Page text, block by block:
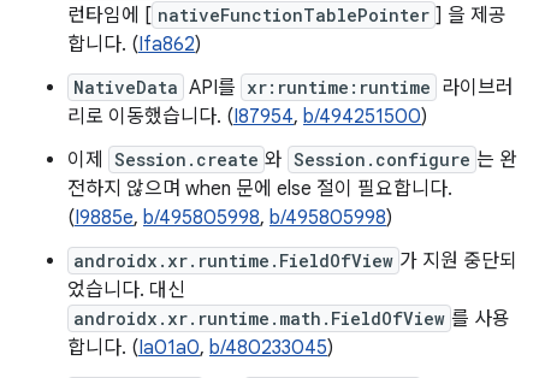
런타임에 [ nativeFunctionTablePointer ] 을 제공
합니다. (Ifa862)
NativeData API를 xr:runtime:runtime 라이브러
리로 이동했습니다. (I87954, b/494251500)
이제
Session.create 와 Session.configure 는 완
전하지 않으며 when 문에 else 절이 필요합니다.
(I9885e, b/495805998, b/495805998)
androidx.xr.runtime.FieldOfView 가 지원 중단되
었습니다. 대신
androidx.xr.runtime.math.FieldOfView 를 사용
합니다. (Ia01a0, b/480233045)